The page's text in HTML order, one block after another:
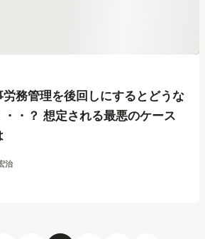
労務管理を後回しにするとどうな
・・？ 想定される最悪のケース
治